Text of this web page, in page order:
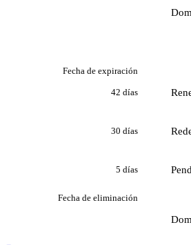
Fecha de expiración
42 días
30 días
5 días
Fecha de eliminación